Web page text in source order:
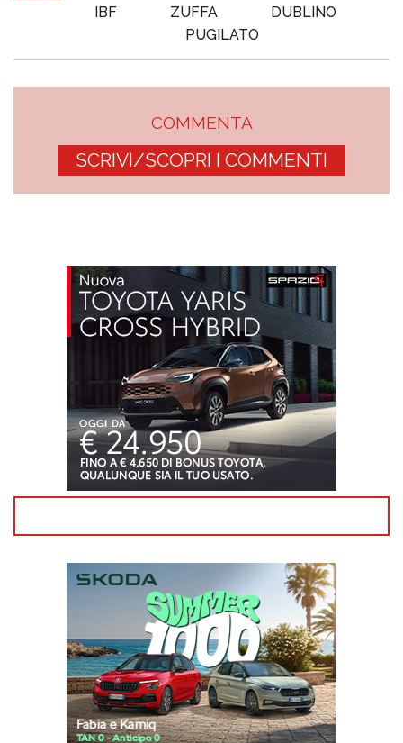
IBF
ZUFFA
DUBLINO
PUGILATO
COMMENTA
SCRIVI/SCOPRI I COMMENTI